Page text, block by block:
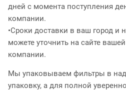
дней с момента поступления
компании.
•Сроки доставки в ваш город и
можете уточнить на сайте
компании.
Мы упаковываем фильтры в
упаковку, а для полной